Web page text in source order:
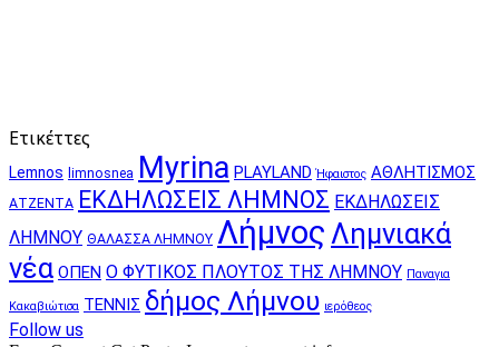
Ετικέττες
Lemnos limnosnea Myrina PLAYLAND Ήφαιστος ΑΘΛΗΤΙΣΜΟΣ
ΑΤΖΕΝΤΑ ΕΚΔΗΛΩΣΕΙΣ ΛΗΜΝΟΣ ΕΚΔΗΛΩΣΕΙΣ
ΛΗΜΝΟΥ ΘΑΛΑΣΣΑ ΛΗΜΝΟΥ Λήμνος Λημνιακά
νέα ΟΠΕΝ Ο ΦΥΤΙΚΟΣ ΠΛΟΥΤΟΣ ΤΗΣ ΛΗΜΝΟΥ Παναγια
Κακαβιώτισα ΤΕΝΝΙΣ δήμος Λήμνου ιερόθεος
Follow us